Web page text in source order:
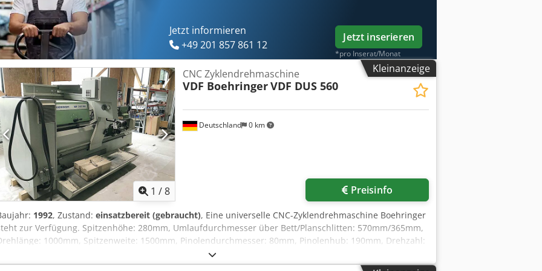
Sie bei uns an.
Jetzt informieren
+49 201 857 861 12
Jetzt inserieren
*pro Inserat/Monat
Kleinanzeige
1 /8
Deutschland 0 km
CNC Zyklendrehmaschine
VDF BoehringerVDF DUS 560
Preisinfo
1992, Zustand: einsatzbereit (gebraucht), Eine universelle CNC-Zyklendrehmaschine Boehringer
zur Verfügung. Spitzenhöhe: 280mm, Umlaufdurchmesser über Bett/Planschlitten: 570mm/365mm,
1000mm, Spitzenweite: 1500mm, Pinolendurchmesser: 80mm, Pinolenhub: 190mm, Drehzahl:
2500U/min, Bettbreite: 360mm, Eilgang X/Z: 5m/min/10m/min. Maschinendimensionen X/Y/Z: ca.
2200mm/2400mm, Gewicht: ca. 4000kg, Steuerung: Siemens. Dokumentation vorhanden. Eine